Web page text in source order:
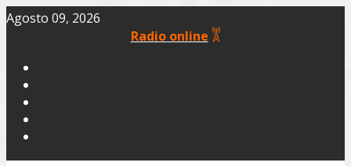
Agosto 09, 2026
Radio online